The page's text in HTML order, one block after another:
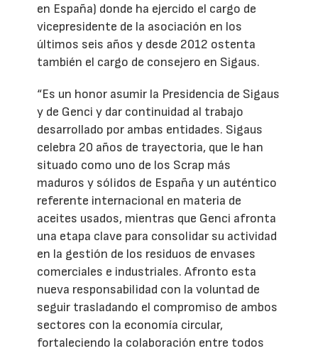
en España) donde ha ejercido el cargo de
vicepresidente de la asociación en los
últimos seis años y desde 2012 ostenta
también el cargo de consejero en Sigaus.
“Es un honor asumir la Presidencia de Sigaus
y de Genci y dar continuidad al trabajo
desarrollado por ambas entidades. Sigaus
celebra 20 años de trayectoria, que le han
situado como uno de los Scrap más
maduros y sólidos de España y un auténtico
referente internacional en materia de
aceites usados, mientras que Genci afronta
una etapa clave para consolidar su actividad
en la gestión de los residuos de envases
comerciales e industriales. Afronto esta
nueva responsabilidad con la voluntad de
seguir trasladando el compromiso de ambos
sectores con la economía circular,
fortaleciendo la colaboración entre todos